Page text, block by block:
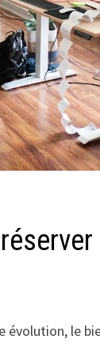
évolution, le